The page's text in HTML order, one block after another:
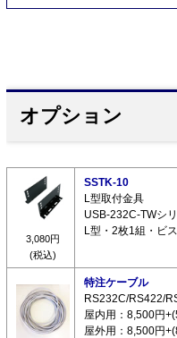
オプション
3,080円
(税込)
SSTK-10
L型取付金具
USB-232C-TWシ
L型・2枚1組・ビ
特注ケーブル
RS232C/RS422/
屋内用：8,500円
屋外用：8,500円